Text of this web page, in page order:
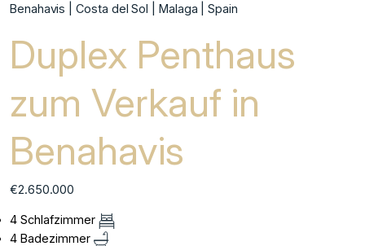
Benahavis | Costa del Sol | Malaga | Spain
Duplex Penthaus
zum Verkauf in
Benahavis
€2.650.000
4 Schlafzimmer
4 Badezimmer